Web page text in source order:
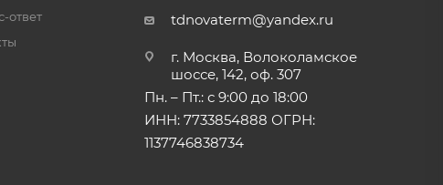
ответ
tdnovaterm@yandex.ru
г. Москва, Волоколамское
шоссе, 142, оф. 307
Пн. – Пт.: с 9:00 до 18:00
ИНН: 7733854888 ОГРН:
1137746838734